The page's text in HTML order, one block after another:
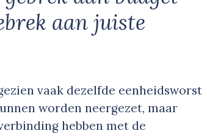
aan juiste
vaak dezelfde eenheidsworst
worden neergezet, maar
hebben met de